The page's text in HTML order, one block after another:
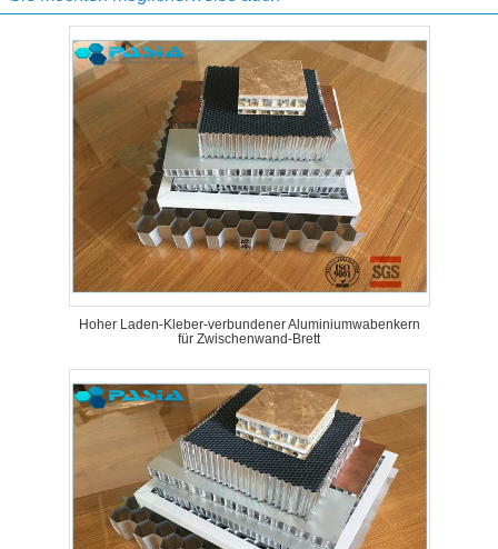
Hoher Laden-Kleber-verbundener Aluminiumwabenkern
für Zwischenwand-Brett